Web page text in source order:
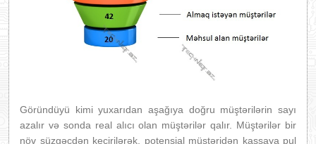
Göründüyü kimi yuxarıdan aşağıya doğru müştərilərin sayı
azalır və sonda real alıcı olan müştərilər qalır. Müştərilər bir
növ süzgəcdən keçirilərək, potensial müştəridən kassaya pul